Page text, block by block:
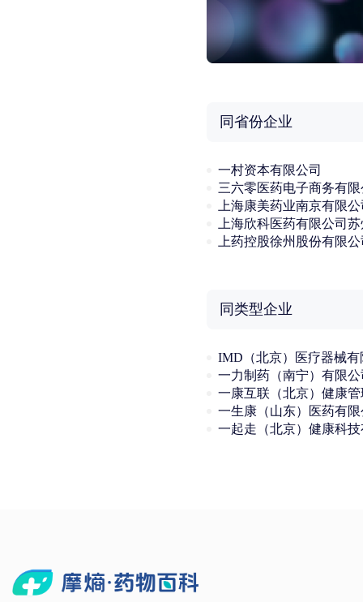
同省份企业
一村资本有限公司
三六零医药电子商务有
上海康美药业南京有限
上药控股徐州股份有限
同类型企业
一力制药（南宁）有限公
一生康（山东）医药有